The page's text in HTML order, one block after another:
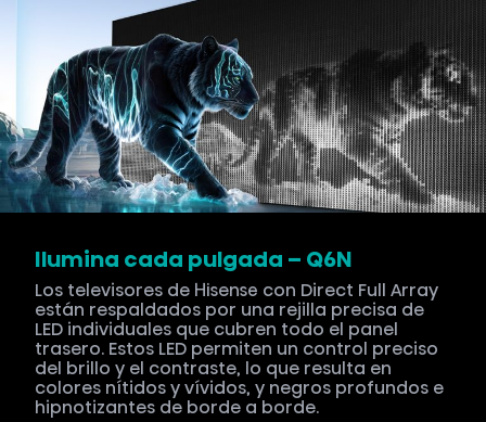
Ilumina cada pulgada – Q6N
Los televisores de Hisense con Direct Full Array
están respaldados por una rejilla precisa de
LED individuales que cubren todo el panel
trasero. Estos LED permiten un control preciso
del brillo y el contraste, lo que resulta en
colores nítidos y vívidos, y negros profundos e
hipnotizantes de borde a borde.